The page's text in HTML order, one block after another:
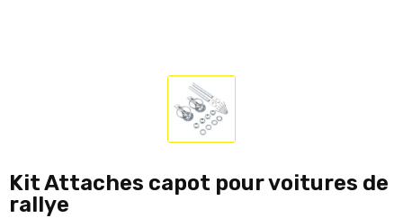
Kit Attaches capot pour voitures de
rallye